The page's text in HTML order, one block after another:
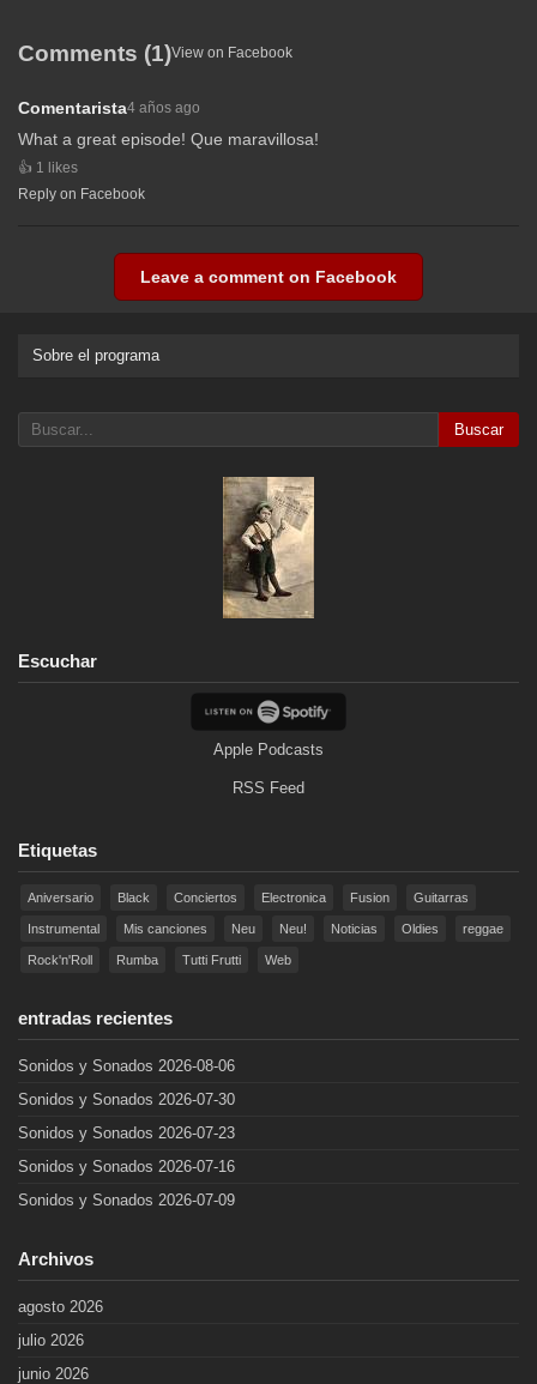
Comments (1)View on Facebook
Comentarista4 años ago
What a great episode! Que maravillosa!
1 likes
Reply on Facebook
Leave a comment on Facebook
Sobre el programa
Buscar
Escuchar
Apple Podcasts
RSS Feed
Etiquetas
Aniversario Black Conciertos Electronica Fusion Guitarras
Instrumental Mis canciones Neu Neu! Noticias Oldies reggae
Rock'n'Roll Rumba Tutti Frutti Web
entradas recientes
Sonidos y Sonados 2026-08-06
Sonidos y Sonados 2026-07-30
Sonidos y Sonados 2026-07-23
Sonidos y Sonados 2026-07-16
Sonidos y Sonados 2026-07-09
Archivos
agosto 2026
julio 2026
junio 2026